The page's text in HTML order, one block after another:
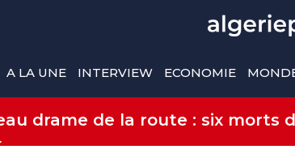
A LA UNE INTERVIEW ECONOMIE
drame de la route : six morts